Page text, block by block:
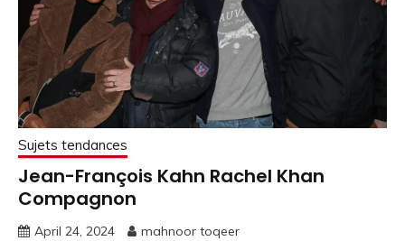
Sujets tendances
Jean-François Kahn Rachel Khan
Compagnon
April 24, 2024 mahnoor toqeer